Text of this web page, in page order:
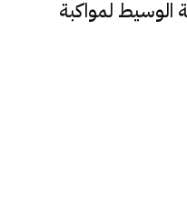
الوسيط لمواكبة